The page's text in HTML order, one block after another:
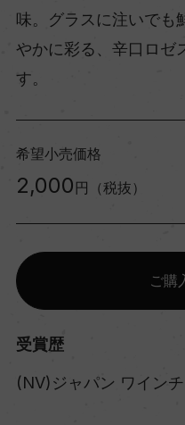
味。グラスに注いでも
やかに彩る、辛口ロゼ
す。
希望小売価格
2,000 円（税抜）
ご購
受賞歴
(NV)ジャパン ワイン